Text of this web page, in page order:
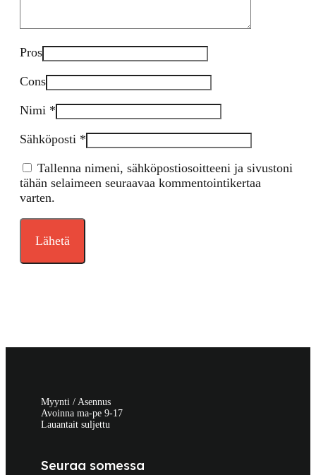
Pros
Cons
Nimi *
Sähköposti *
Tallenna nimeni, sähköpostiosoitteeni ja sivustoni
tähän selaimeen seuraavaa kommentointikertaa
varten.
Myynti / Asennus
Avoinna ma-pe 9-17
Lauantait suljettu
Seuraa somessa